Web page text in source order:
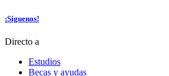
¡Síguenos!
Directo a
Estudios
Becas y ayudas